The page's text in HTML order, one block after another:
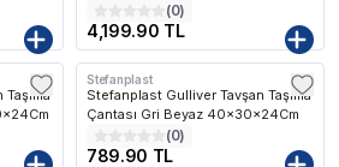
(0)
4,199.90 TL
Stefanplast
Stefanplast Gulliver Tavşan Taşıma
Çantası Gri Beyaz 40x30x24Cm
(0)
789.90 TL